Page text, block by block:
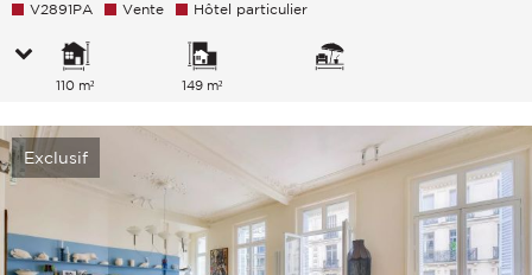
V2891PA Vente Hôtel particulier
110 m² 149 m²
Exclusif